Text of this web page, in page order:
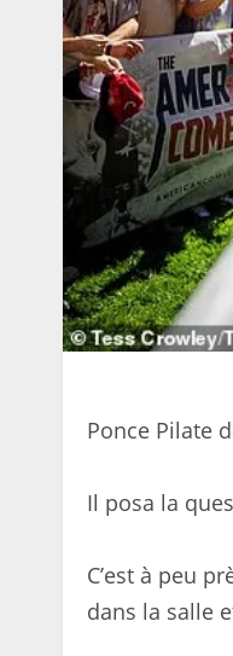
Ponce Pilate
Il posa la
C’est à peu
dans la salle